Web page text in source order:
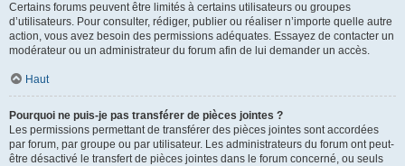
Certains forums peuvent être limités à certains utilisateurs ou groupes
d’utilisateurs. Pour consulter, rédiger, publier ou réaliser n’importe quelle autre
action, vous avez besoin des permissions adéquates. Essayez de contacter un
modérateur ou un administrateur du forum afin de lui demander un accès.
Haut
Pourquoi ne puis-je pas transférer de pièces jointes ?
Les permissions permettant de transférer des pièces jointes sont accordées
par forum, par groupe ou par utilisateur. Les administrateurs du forum ont peut-
être désactivé le transfert de pièces jointes dans le forum concerné, ou seuls